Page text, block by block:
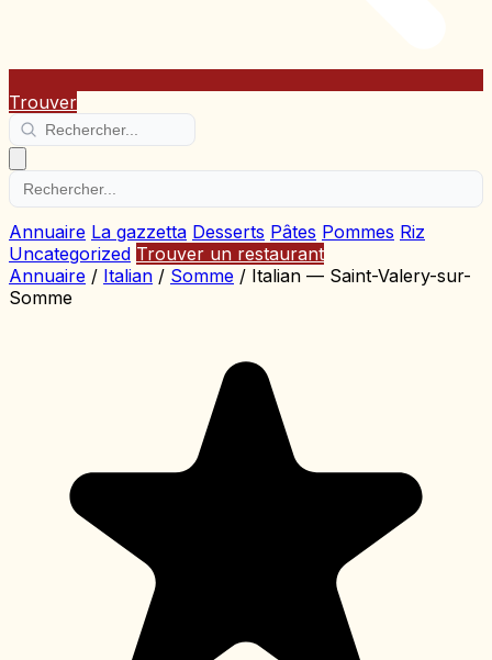
Trouver
Annuaire La gazzetta Desserts Pâtes Pommes Riz
Uncategorized Trouver un restaurant
Annuaire / Italian / Somme / Italian — Saint-Valery-sur-
Somme